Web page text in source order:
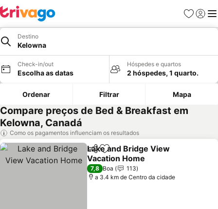
Favoritos
Iniciar
Destino
Kelowna
Check-in/out
Escolha as datas
Hóspedes e quartos
2 hóspedes, 1 quarto.
Ordenar Filtrar Mapa
Compare preços de Bed & Breakfast em
Kelowna, Canadá
Como os pagamentos influenciam os resultados
PartilharAdicionar aos favoritos
Lake and Bridge View
Vacation Home
Ver preços
7,8 Boa
113
a 3.4 km de Centro da cidade